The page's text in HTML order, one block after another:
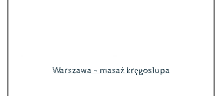
Warszawa - masaż kręgosłupa